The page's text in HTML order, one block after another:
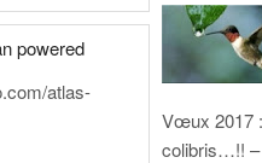
powered
atlas-
Vœux 2017
colibris…!!